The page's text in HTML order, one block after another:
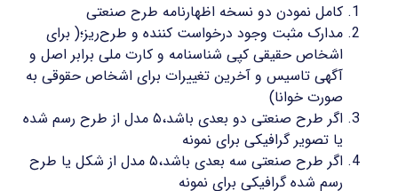
کامل نمودن دو نسخه اظهارنامه طرح صنعتی
مدارک مثبت وجود درخواست کننده و طرح‌ریز؛( برای
اشخاص حقیقی کپی شناسنامه و کارت ملی برابر اصل و
آگهی تاسیس و آخرین تغییرات برای اشخاص حقوقی به
صورت خوانا)
اگر طرح صنعتی دو بعدی باشد،۵ مدل از طرح رسم شده
یا تصویر گرافیکی برای نمونه
اگر طرح صنعتی سه بعدی باشد،۵ مدل از شکل یا طرح
رسم شده گرافیکی برای نمونه